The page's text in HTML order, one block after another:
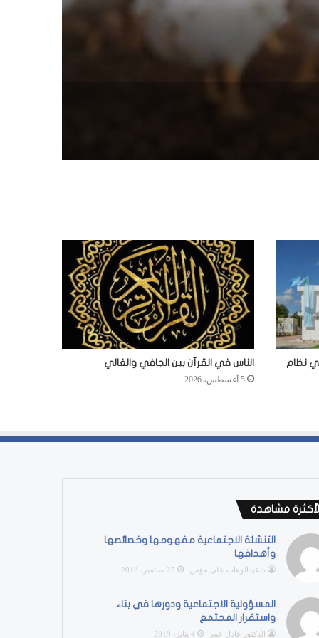
نظام الناس في القرآن بين الجافي والغالي
5 أغسطس، 2026
مشاهدة
التنشئة الاجتماعية مفهومها وخصائصها
وأهدافها
د/عبدالوهاب على مؤمن 25 سبتمبر، 2013
المسؤولية الاجتماعية ودورها في بناء
واستقرار المجتمع
الدكتور عادل عمر 4 يناير، 2019